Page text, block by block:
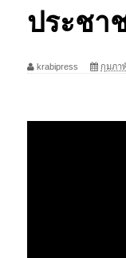
ประชา
krabipress กุมภา